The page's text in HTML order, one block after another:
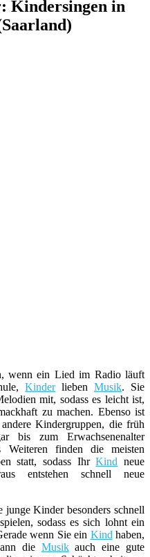
Kindersingen in
wenn ein Lied im Radio läuft
KinderliebenMusik. Sie
mit, sodass es leicht ist,
zu machen. Ebenso ist
Kindergruppen, die früh
bis zum Erwachsenenalter
Weiteren finden die meisten
statt, sodass IhrKind neue
entstehen schnell neue
junge Kinder besonders schnell
sodass es sich lohnt ein
wenn Sie ein Kind haben,
die Musikauch eine gute